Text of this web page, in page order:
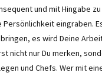
und mit Hingabe
Persönlichkeit eingraben.
es wird Deine
nicht nur Du merken,
und Chefs. Wer mit